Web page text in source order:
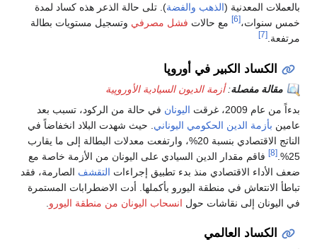
بالعملات المعدنية (الذهب والفضة). تلى حالة الذعر هذه كساد لمدة
خمس سنوات،[6] مع حالات فشل مصرفي وتسجيل مستويات بطالة
مرتفعة. [7]
الكساد الكبير في أوروپا
مقالة مفصلة:أزمة الديون السيادية الأوروپية
بدءاً من عام 2009، غرقت
اليونان في حالة من الركود، تسبب بعد
عامين بأزمة الدين الحكومي اليوناني . حيث شهدت البلاد انخفاضاً في
الناتج الاقتصادي بنسبة 20%، وارتفعت معدلات البطالة إلى ما يقارب
25%.
[8]
فاقم مقدار الدين السيادي على اليونان من الأزمة خاصة مع
ضعف الأداء الاقتصادي منذ بدء تطبيق إجراءات التقشف الصارمة، فقد
تباطأ الانتعاش في منطقة اليورو بأكملها. أدت الاضطرابات المستمرة
في اليونان إلى نقاشات حول انسحاب اليونان من منطقة اليورو
الكساد العالمي